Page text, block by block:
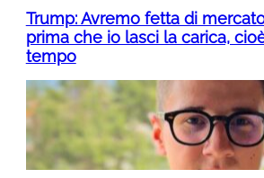
Trump: Avremo fetta di
prima che io lasci la carica,
tempo